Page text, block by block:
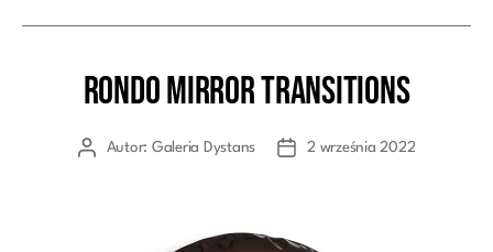
Kategorie
RONDO Mirror Transitions
AutorAutor: Galeria Dystans
Data2 września 2022